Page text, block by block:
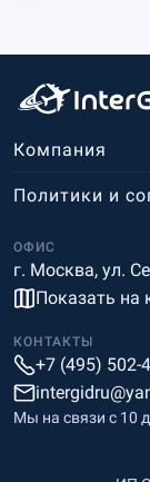
Компания
ОФИС
г. Москва, ул.
Показать на
Политики и
КОНТАКТЫ
+7 (495) 502-
Мы на связи c 10